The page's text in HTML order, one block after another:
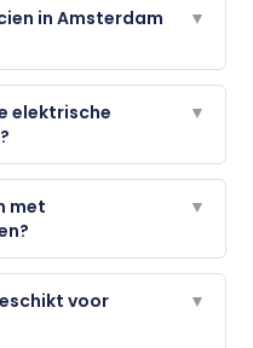
in Amsterdam
▼
elektrische
▼
met
▼
voor
▼